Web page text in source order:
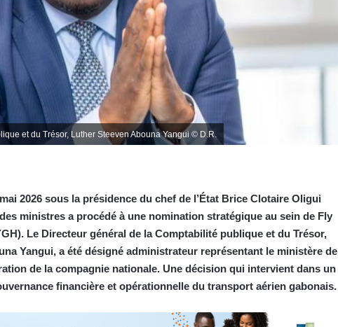
et du Trésor, Luther Steeven Abouna Yangui © D.R.
2026 sous la présidence du chef de l’État Brice Clotaire Oligui
ministres a procédé à une nomination stratégique au sein de Fly
Le Directeur général de la Comptabilité publique et du Trésor,
Yangui, a été désigné administrateur représentant le ministère de
de la compagnie nationale. Une décision qui intervient dans un
financière et opérationnelle du transport aérien gabonais.